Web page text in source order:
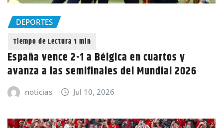
DEPORTES
España vence 2-1 a Bélgica en cuartos y
avanza a las semifinales del Mundial 2026
noticias Jul 10, 2026